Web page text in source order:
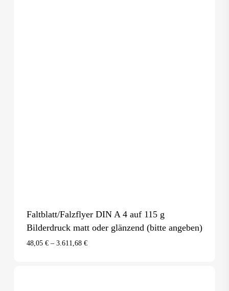
Faltblatt/Falzflyer DIN A 4 auf 115 g
Bilderdruck matt oder glänzend (bitte angeben)
48,05 €– 3.611,68 €